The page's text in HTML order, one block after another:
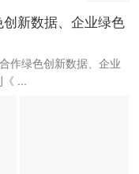
新数据、企业绿色
作绿色创新数据、企业
...